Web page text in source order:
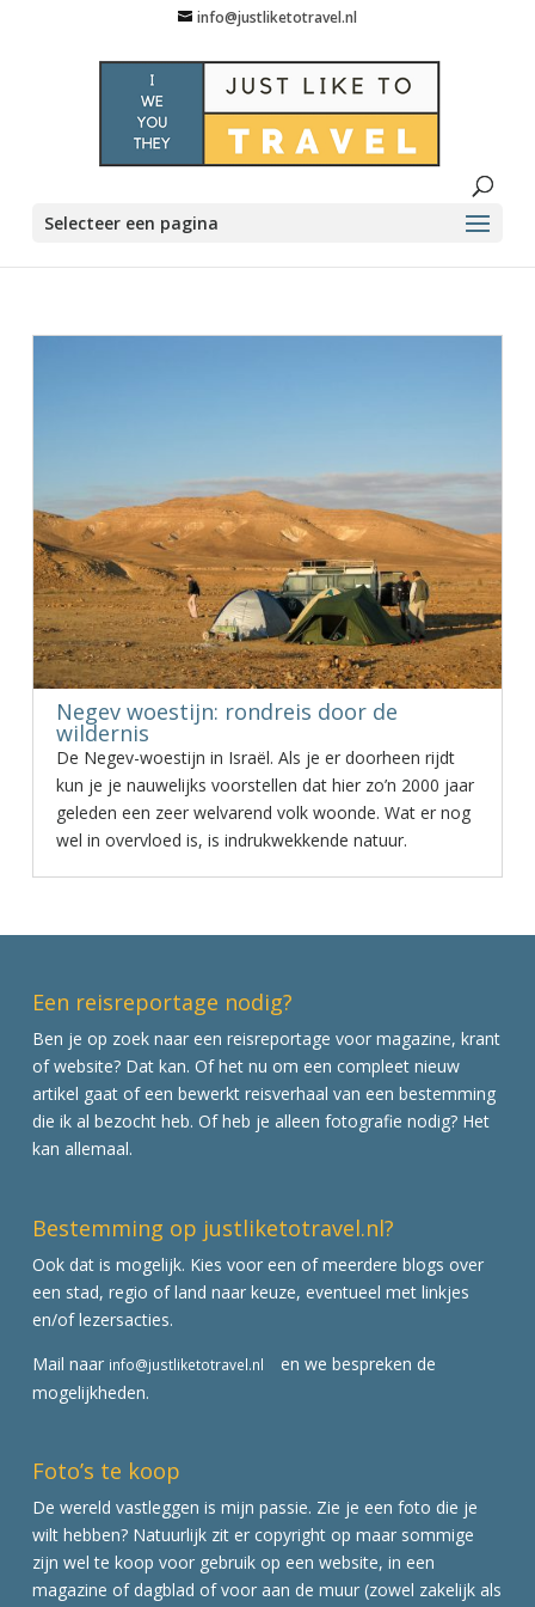
info@justliketotravel.nl
Selecteer een pagina
Negev woestijn: rondreis door de
wildernis
De Negev-woestijn in Israël. Als je er doorheen rijdt
kun je je nauwelijks voorstellen dat hier zo’n 2000 jaar
geleden een zeer welvarend volk woonde. Wat er nog
wel in overvloed is, is indrukwekkende natuur.
Een reisreportage nodig?
Ben je op zoek naar een reisreportage voor magazine, krant
of website? Dat kan. Of het nu om een compleet nieuw
artikel gaat of een bewerkt reisverhaal van een bestemming
die ik al bezocht heb. Of heb je alleen fotografie nodig? Het
kan allemaal.
Bestemming op justliketotravel.nl?
Ook dat is mogelijk. Kies voor een of meerdere blogs over
een stad, regio of land naar keuze, eventueel met linkjes
en/of lezersacties.
Mail naar info@justliketotravel.nl
en we bespreken de
mogelijkheden.
Foto’s te koop
De wereld vastleggen is mijn passie. Zie je een foto die je
wilt hebben? Natuurlijk zit er copyright op maar sommige
zijn wel te koop voor gebruik op een website, in een
magazine of dagblad of voor aan de muur (zowel zakelijk als